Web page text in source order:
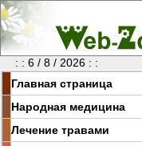
: : 6 / 8 / 2026 : :
Главная страница
Народная медицина
Лечение травами